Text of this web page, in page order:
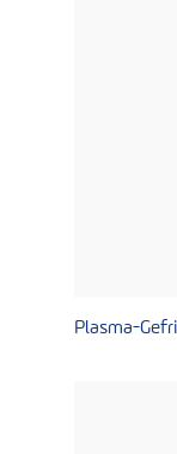
Plasma-